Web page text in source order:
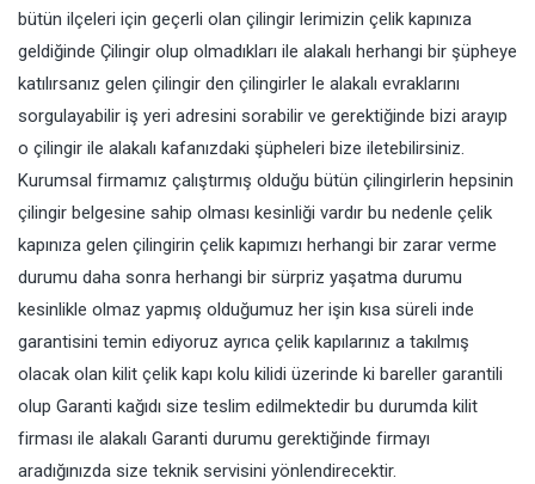
bütün ilçeleri için geçerli olan çilingir lerimizin çelik kapınıza
geldiğinde Çilingir olup olmadıkları ile alakalı herhangi bir şüpheye
katılırsanız gelen çilingir den çilingirler le alakalı evraklarını
sorgulayabilir iş yeri adresini sorabilir ve gerektiğinde bizi arayıp
o çilingir ile alakalı kafanızdaki şüpheleri bize iletebilirsiniz.
Kurumsal firmamız çalıştırmış olduğu bütün çilingirlerin hepsinin
çilingir belgesine sahip olması kesinliği vardır bu nedenle çelik
kapınıza gelen çilingirin çelik kapımızı herhangi bir zarar verme
durumu daha sonra herhangi bir sürpriz yaşatma durumu
kesinlikle olmaz yapmış olduğumuz her işin kısa süreli inde
garantisini temin ediyoruz ayrıca çelik kapılarınız a takılmış
olacak olan kilit çelik kapı kolu kilidi üzerinde ki bareller garantili
olup Garanti kağıdı size teslim edilmektedir bu durumda kilit
firması ile alakalı Garanti durumu gerektiğinde firmayı
aradığınızda size teknik servisini yönlendirecektir.